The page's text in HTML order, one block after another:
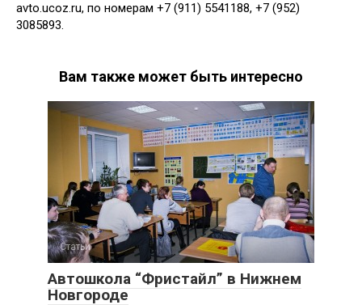
avto.ucoz.ru, по номерам +7 (911) 5541188, +7 (952)
3085893.
Вам также может быть интересно
Статьи
Автошкола “Фристайл” в Нижнем
Новгороде